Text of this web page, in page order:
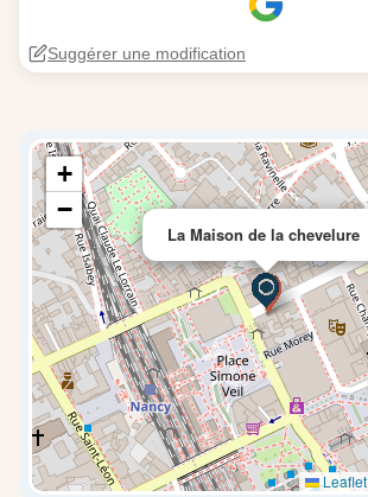
Suggérer une modification
La Maison de la chevelure
+
−
Leaflet